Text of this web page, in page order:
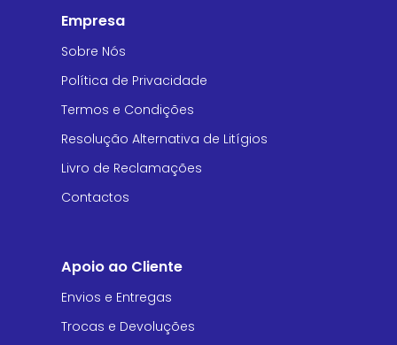
Empresa
Sobre Nós
Política de Privacidade
Termos e Condições
Resolução Alternativa de Litígios
Livro de Reclamações
Contactos
Apoio ao Cliente
Envios e Entregas
Trocas e Devoluções